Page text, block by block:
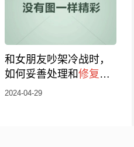
和女朋友吵架冷战时，
如何妥善处理和修复 关
系
2024-04-29